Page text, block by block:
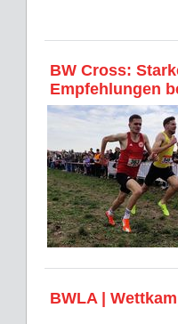
BW Cross:
Empfehlungen
BWLA |